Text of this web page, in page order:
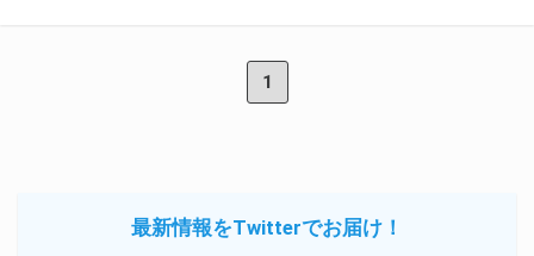
1
最新情報をTwitterでお届け！